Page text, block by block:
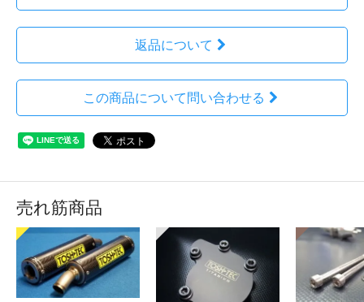
返品について
この商品について問い合わせる
売れ筋商品